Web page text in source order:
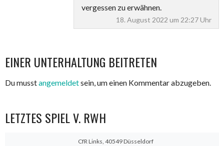
18. August 2022 um 22:27 Uhr
vergessen zu erwähnen.
EINER UNTERHALTUNG BEITRETEN
Du musstangemeldetsein, um einen Kommentar abzugeben.
LETZTES SPIEL V. RWH
CfR Links, 40549 Düsseldorf